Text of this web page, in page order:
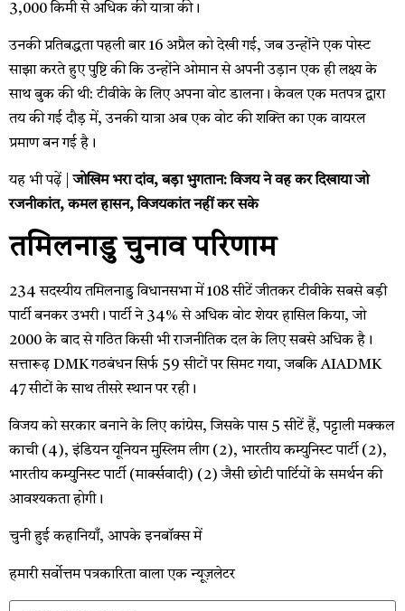
3,000 किमी से अधिक की यात्रा की।
उनकी प्रतिबद्धता पहली बार 16 अप्रैल को देखी गई, जब उन्होंने एक पोस्ट
साझा करते हुए पुष्टि की कि उन्होंने ओमान से अपनी उड़ान एक ही लक्ष्य के
साथ बुक की थी: टीवीके के लिए अपना वोट डालना। केवल एक मतपत्र द्वारा
तय की गई दौड़ में, उनकी यात्रा अब एक वोट की शक्ति का एक वायरल
प्रमाण बन गई है।
यह भी पढ़ें |जोखिम भरा दांव, बड़ा भुगतान: विजय ने वह कर दिखाया जो
रजनीकांत, कमल हासन, विजयकांत नहीं कर सके
तमिलनाडु चुनाव परिणाम
234 सदस्यीय तमिलनाडु विधानसभा में 108 सीटें जीतकर टीवीके सबसे बड़ी
पार्टी बनकर उभरी। पार्टी ने 34% से अधिक वोट शेयर हासिल किया, जो
2000 के बाद से गठित किसी भी राजनीतिक दल के लिए सबसे अधिक है।
सत्तारूढ़ DMK गठबंधन सिर्फ 59 सीटों पर सिमट गया, जबकि AIADMK
47 सीटों के साथ तीसरे स्थान पर रही।
विजय को सरकार बनाने के लिए कांग्रेस, जिसके पास 5 सीटें हैं, पट्टाली मक्कल
काची (4), इंडियन यूनियन मुस्लिम लीग (2), भारतीय कम्युनिस्ट पार्टी (2),
भारतीय कम्युनिस्ट पार्टी (मार्क्सवादी) (2) जैसी छोटी पार्टियों के समर्थन की
आवश्यकता होगी।
चुनी हुई कहानियाँ, आपके इनबॉक्स में
हमारी सर्वोत्तम पत्रकारिता वाला एक न्यूज़लेटर